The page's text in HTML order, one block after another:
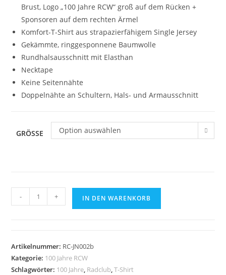
Brust, Logo „100 Jahre RCW“ groß auf dem Rücken +
Sponsoren auf dem rechten Ärmel
Komfort-T-Shirt aus strapazierfähigem Single Jersey
Gekämmte, ringgesponnene Baumwolle
Rundhalsausschnitt mit Elasthan
Necktape
Keine Seitennähte
Doppelnähte an Schultern, Hals- und Armausschnitt
GRÖSSE Option auswählen
Shirt
-
100
Jahre
- + IN DEN WARENKORB
Artikelnummer: RC-JN002b
Kategorie: 100 Jahre RCW
Schlagwörter: 100 Jahre, Radclub,T-Shirt